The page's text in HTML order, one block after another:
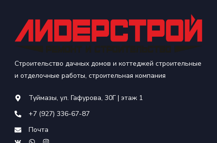
Строительство дачных домов и коттеджей строительные
и отделочные работы, строительная компания
Туймазы, ул. Гафурова, 30Г | этаж 1
+7 (927) 336-67-87
Почта